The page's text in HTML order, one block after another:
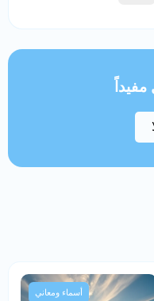
أسماء ومعاني